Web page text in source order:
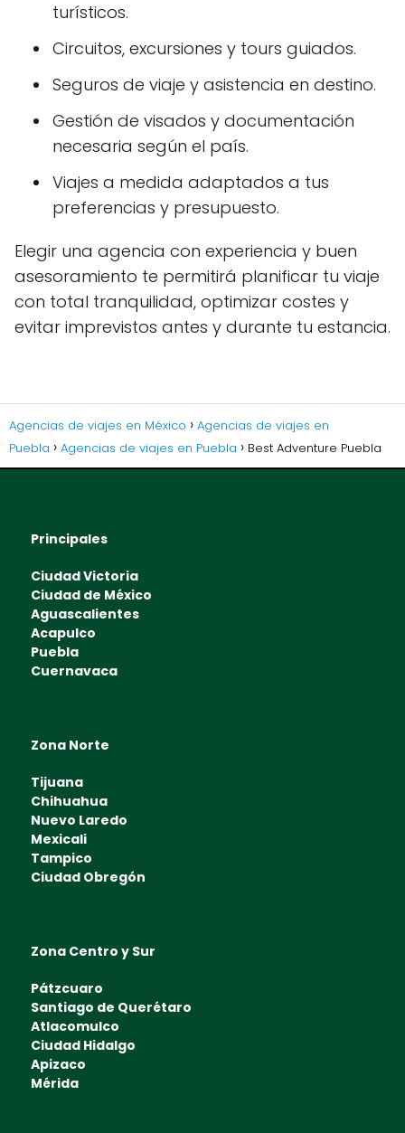
turísticos.
Circuitos, excursiones y tours guiados.
Seguros de viaje y asistencia en destino.
Gestión de visados y documentación
necesaria según el país.
Viajes a medida adaptados a tus
preferencias y presupuesto.
Elegir una agencia con experiencia y buen
asesoramiento te permitirá planificar tu viaje
con total tranquilidad, optimizar costes y
evitar imprevistos antes y durante tu estancia.
Agencias de viajes en México
Agencias de viajes en
Puebla
Agencias de viajes en Puebla Best Adventure Puebla
Principales
Ciudad Victoria
Ciudad de México
Aguascalientes
Acapulco
Puebla
Cuernavaca
Zona Norte
Tijuana
Chihuahua
Nuevo Laredo
Mexicali
Tampico
Ciudad Obregón
Zona Centro y Sur
Pátzcuaro
Santiago de Querétaro
Atlacomulco
Ciudad Hidalgo
Apizaco
Mérida